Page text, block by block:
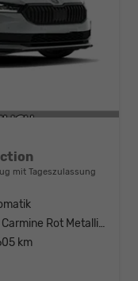
mit Tageszulassung
Rot, Carmine Rot Metallic (W0)
km